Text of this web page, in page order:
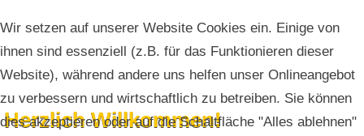
Herzlich Willkommen!
Wir setzen auf unserer Website Cookies ein. Einige von
ihnen sind essenziell (z.B. für das Funktionieren dieser
Website), während andere uns helfen unser Onlineangebot
zu verbessern und wirtschaftlich zu betreiben. Sie können
dies akzeptieren oder auf die Schaltfläche "Alles ablehnen"